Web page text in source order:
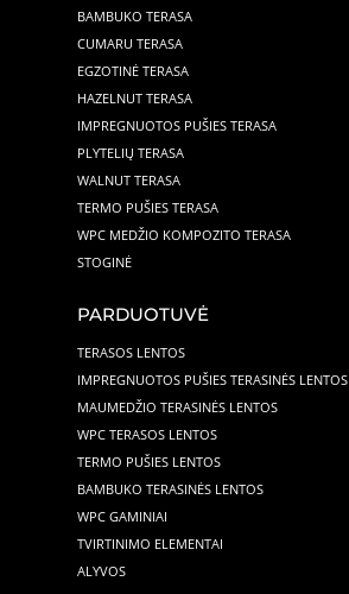
BAMBUKO TERASA
CUMARU TERASA
EGZOTINĖ TERASA
HAZELNUT TERASA
IMPREGNUOTOS PUŠIES TERASA
PLYTELIŲ TERASA
WALNUT TERASA
TERMO PUŠIES TERASA
WPC MEDŽIO KOMPOZITO TERASA
STOGINĖ
PARDUOTUVĖ
TERASOS LENTOS
IMPREGNUOTOS PUŠIES TERASINĖS LENTOS
MAUMEDŽIO TERASINĖS LENTOS
WPC TERASOS LENTOS
TERMO PUŠIES LENTOS
BAMBUKO TERASINĖS LENTOS
WPC GAMINIAI
TVIRTINIMO ELEMENTAI
ALYVOS